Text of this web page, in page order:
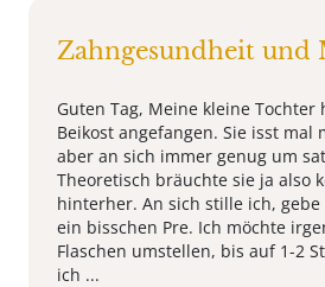
Zahngesundheit und
Guten Tag, Meine kleine
Beikost angefangen. Sie isst mal
aber an sich immer genug um
Theoretisch bräuchte sie ja also
hinterher. An sich stille ich,
ein bisschen Pre. Ich möchte
Flaschen umstellen, bis auf 1-2
ich ...